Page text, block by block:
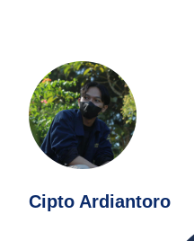
Cipto Ardiantoro